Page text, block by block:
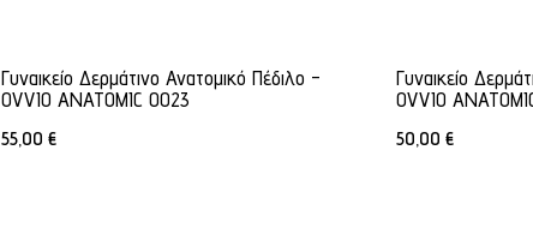
Γυναικείο Δερμάτινο Ανατομικό Πέδιλο -
OVVIO ANATOMIC 0023
55,00 €
Γυναικείο
OVVIO
50,00 €